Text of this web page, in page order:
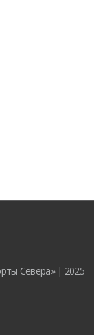
Севера» | 2025